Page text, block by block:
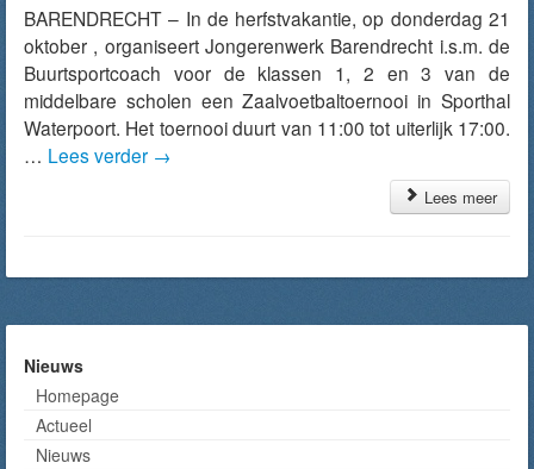
BARENDRECHT – In de herfstvakantie, op donderdag 21
oktober , organiseert Jongerenwerk Barendrecht i.s.m. de
Buurtsportcoach voor de klassen 1, 2 en 3 van de
middelbare scholen een Zaalvoetbaltoernooi in Sporthal
Waterpoort. Het toernooi duurt van 11:00 tot uiterlijk 17:00.
… Lees verder →
Lees meer
Nieuws
Homepage
Actueel
Nieuws